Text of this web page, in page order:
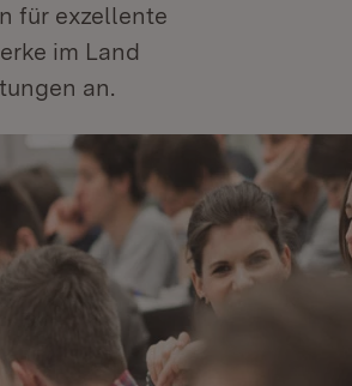
für exzellente
im Land
an.